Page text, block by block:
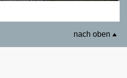
nach oben